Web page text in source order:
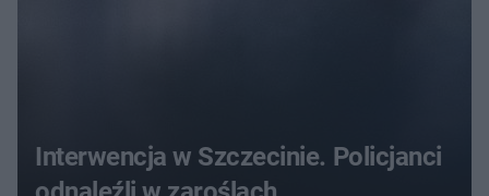
Interwencja w Szczecinie. Policjanci